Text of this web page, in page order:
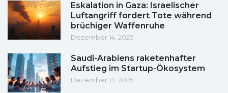
Eskalation in Gaza: Israelischer
Luftangriff fordert Tote während
brüchiger Waffenruhe
Dezember 14, 2025
Saudi-Arabiens raketenhafter
Aufstieg im Startup-Ökosystem
Dezember 13, 2025